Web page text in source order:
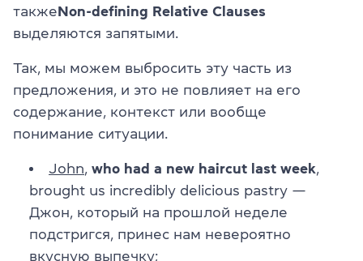
такжеNon-defining Relative Clauses
выделяются запятыми.
Так, мы можем выбросить эту часть из
предложения, и это не повлияет на его
содержание, контекст или вообще
понимание ситуации.
John who had a new haircut last week
brought us incredibly delicious pastry —
Джон, который на прошлой неделе
подстригся, принес нам невероятно
вкусную выпечку;